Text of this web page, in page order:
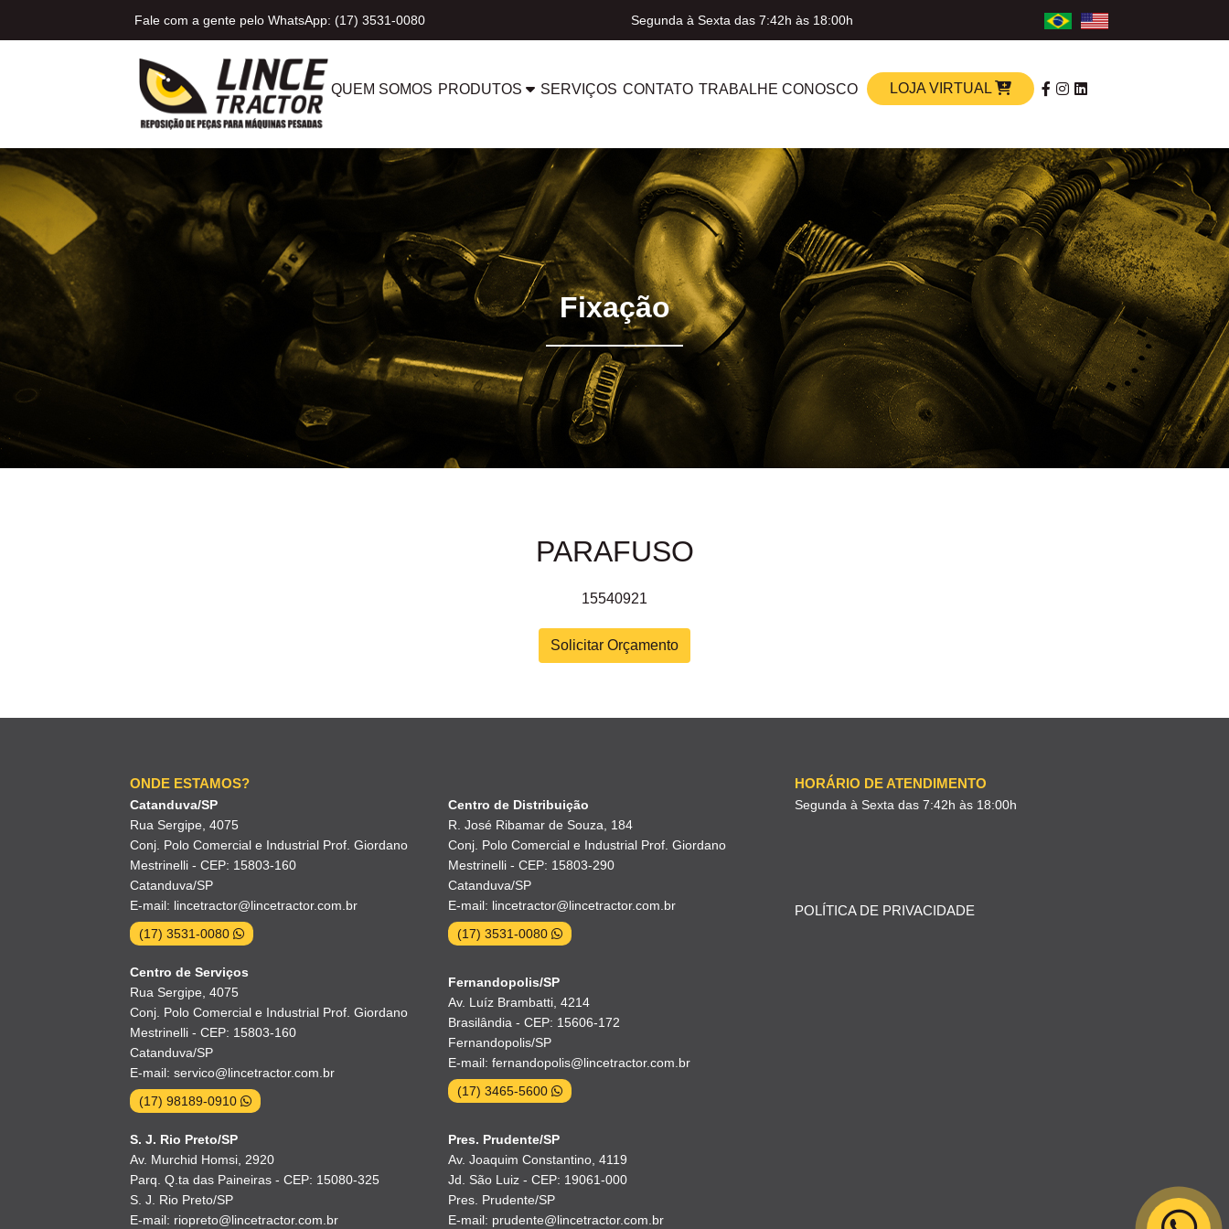
Fale com a gente pelo WhatsApp: (17) 3531-0080 Segunda à Sexta das 7:42h às 18:00h
QUEM SOMOS PRODUTOS SERVIÇOS CONTATO TRABALHE CONOSCO LOJA VIRTUAL
Fixação
PARAFUSO
15540921
Solicitar Orçamento
ONDE ESTAMOS?
Catanduva/SP
Rua Sergipe, 4075
Conj. Polo Comercial e Industrial Prof. Giordano
Mestrinelli - CEP: 15803-160
Catanduva/SP
E-mail: lincetractor@lincetractor.com.br
(17) 3531-0080
Centro de Distribuição
R. José Ribamar de Souza, 184
Conj. Polo Comercial e Industrial Prof. Giordano
Mestrinelli - CEP: 15803-290
Catanduva/SP
E-mail: lincetractor@lincetractor.com.br
(17) 3531-0080
Centro de Serviços
Rua Sergipe, 4075
Conj. Polo Comercial e Industrial Prof. Giordano
Mestrinelli - CEP: 15803-160
Catanduva/SP
E-mail: servico@lincetractor.com.br
(17) 98189-0910
Fernandopolis/SP
Av. Luíz Brambatti, 4214
Brasilândia - CEP: 15606-172
Fernandopolis/SP
E-mail: fernandopolis@lincetractor.com.br
(17) 3465-5600
S. J. Rio Preto/SP
Av. Murchid Homsi, 2920
Parq. Q.ta das Paineiras - CEP: 15080-325
S. J. Rio Preto/SP
E-mail: riopreto@lincetractor.com.br
Pres. Prudente/SP
Av. Joaquim Constantino, 4119
Jd. São Luiz - CEP: 19061-000
Pres. Prudente/SP
E-mail: prudente@lincetractor.com.br
HORÁRIO DE ATENDIMENTO
Segunda à Sexta das 7:42h às 18:00h
POLÍTICA DE PRIVACIDADE